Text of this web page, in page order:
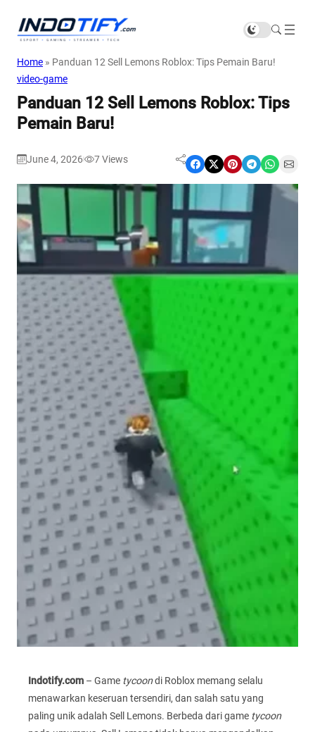
Home » Panduan 12 Sell Lemons Roblox: Tips Pemain Baru!
video-game
Panduan 12 Sell Lemons Roblox: Tips
Pemain Baru!
June 4, 2026 7Views Share on Facebook Share on X Share on Pinterest Share on Telegram Share on WhatsApp Share on Email
Indotify.com – Game tycoondi Roblox memang selalu
menawarkan keseruan tersendiri, dan salah satu yang
paling unik adalah Sell Lemons. Berbeda dari game tycoon